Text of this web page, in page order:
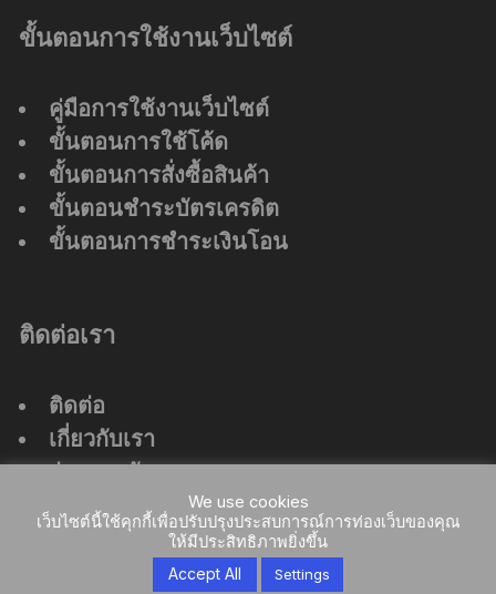
ขั้นตอนการใช้งานเว็บไซต์
คู่มือการใช้งานเว็บไซต์
ขั้นตอนการใช้โค้ด
ขั้นตอนการสั่งซื้อสินค้า
ขั้นตอนชำระบัตรเครดิต
ขั้นตอนการชำระเงินโอน
ติดต่อเรา
ติดต่อ
เกี่ยวกับเรา
ร่วมงานกับเรา
ที่ตั้งสำนักงานใหญ่We use cookies
เว็บไซต์นี้ใช้คุกกี้เพื่อปรับปรุงประสบการณ์การท่องเว็บของคุณ
ให้มีประสิทธิภาพยิ่งขึ้น
Accept All Settings